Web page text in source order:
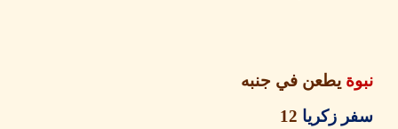
يطعن في جنبه
زكريا 12